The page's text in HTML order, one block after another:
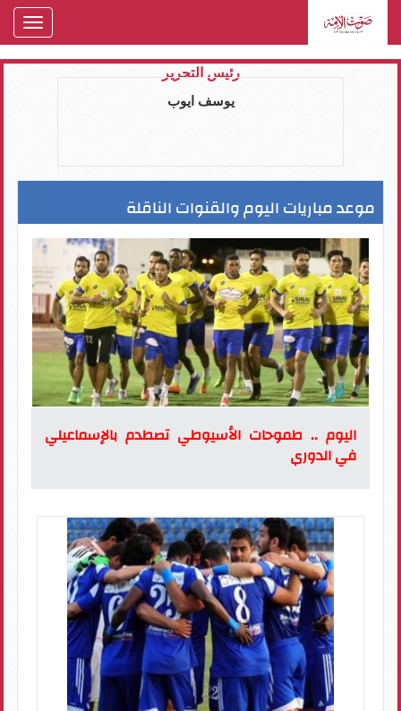
رئيس التحرير
يوسف ايوب
موعد مباريات اليوم والقنوات الناقلة
اليوم .. طموحات الأسيوطي تصطدم بالإسماعيلي
في الدوري